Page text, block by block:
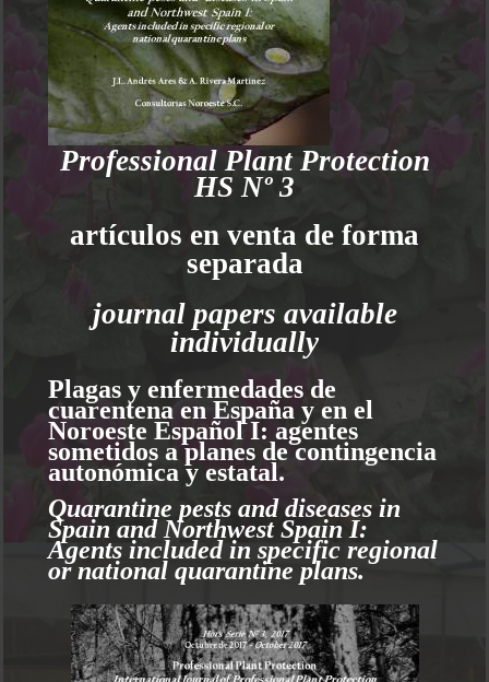
Professional Plant Protection
HS Nº 3
artículos en venta de forma
separada
journal papers available
individually
Plagas y enfermedades de
cuarentena en España y en el
Noroeste Español I: agentes
sometidos a planes de contingencia
autonómica y estatal.
Quarantine pests and diseases in
Spain and Northwest Spain I:
Agents included in specific regional
or national quarantine plans.